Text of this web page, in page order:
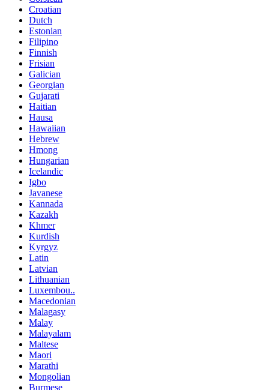
Croatian
Dutch
Estonian
Filipino
Finnish
Frisian
Galician
Georgian
Gujarati
Haitian
Hausa
Hawaiian
Hebrew
Hmong
Hungarian
Icelandic
Igbo
Javanese
Kannada
Kazakh
Khmer
Kurdish
Kyrgyz
Latin
Latvian
Lithuanian
Luxembou..
Macedonian
Malagasy
Malay
Malayalam
Maltese
Maori
Marathi
Mongolian
Burmese